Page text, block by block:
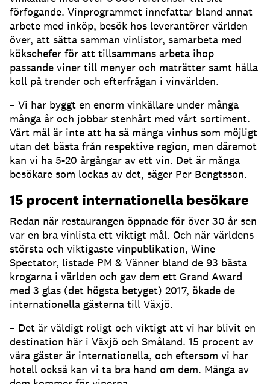
förfogande. Vinprogrammet innefattar bland annat
arbete med inköp, besök hos leverantörer världen
över, att sätta samman vinlistor, samarbeta med
kökschefer för att tillsammans arbeta ihop
passande viner till menyer och maträtter samt hålla
koll på trender och efterfrågan i vinvärlden.
– Vi har byggt en enorm vinkällare under många
många år och jobbar stenhårt med vårt sortiment.
Vårt mål är inte att ha så många vinhus som möjligt
utan det bästa från respektive region, men däremot
kan vi ha 5-20 årgångar av ett vin. Det är många
besökare som lockas av det, säger Per Bengtsson.
15 procent internationella besökare
Redan när restaurangen öppnade för över 30 år sen
var en bra vinlista ett viktigt mål. Och när världens
största och viktigaste vinpublikation, Wine
Spectator, listade PM & Vänner bland de 93 bästa
krogarna i världen och gav dem ett Grand Award
med 3 glas (det högsta betyget) 2017, ökade de
internationella gästerna till Växjö.
– Det är väldigt roligt och viktigt att vi har blivit en
destination här i Växjö och Småland. 15 procent av
våra gäster är internationella, och eftersom vi har
hotell också kan vi ta bra hand om dem. Många av